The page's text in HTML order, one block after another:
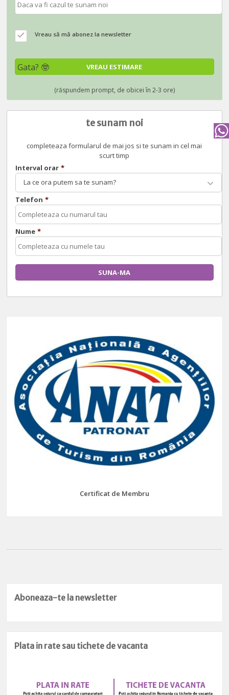
Vreau să mă abonez la newsletter
te sunam noi
completeaza formularul de mai jos si te sunam in cel mai
scurt timp
Interval orar *
La ce ora putem sa te sunam?
Telefon *
Nume *
Certificat de Membru
Aboneaza-te la newsletter
Plata in rate sau tichete de vacanta